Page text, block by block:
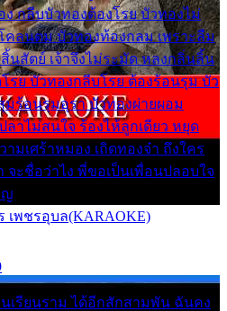
ง กลีบบัวทองต้องโรย บัวทองไม่
คลนตม บัวทองท้องกลม เพราะลืม
นสัตย์ เจ้าจึงไม่ระมัด หลงกลิ่นลิ้น
รย บัวทองกลีบโรย ต้องร้อนรุม บัว
ร้อนรุมอุรา บัวทองผ่ายผอม
ลาไม่สนใจ ร้องไห้ลูกเดียว หยุด
ามเศร้าหมอง เถิดทองจ๋า ถึงใคร
จะชื่อว่าไง พี่ขอเป็นเพื่อนปลอบใจ
ญ
เพชรอุบล(KARAOKE)
เรียนราม ได้อีกสักสามพัน ฉันคง